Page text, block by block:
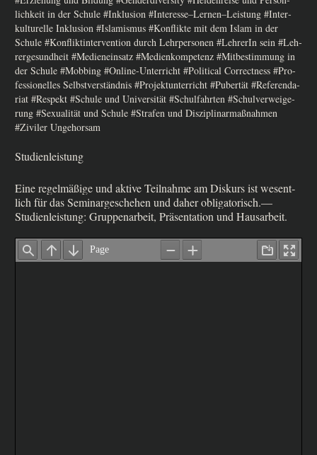
lich­keit in der Schu­le #Inklu­si­on #Interesse–Lernen–Leistung #Inter­
kul­tu­rel­le Inklu­si­on #Isla­mis­mus #Kon­flik­te mit dem Islam in der
Schu­le #Kon­flikt­in­ter­ven­ti­on durch Lehr­per­so­nen #Leh­re­rIn sein #Leh­
rer­ge­sund­heit #Medi­en­ein­satz #Medi­en­kom­pe­tenz #Mit­be­stim­mung in
der Schu­le #Mob­bing #Online-Unter­richt #Poli­ti­cal Cor­rect­ness #Pro­
fes­sio­nel­les Selbst­ver­ständ­nis #Pro­jekt­un­ter­richt #Puber­tät #Refe­ren­da­
ri­at #Respekt #Schu­le und Uni­ver­si­tät #Schul­fahr­ten #Schul­ver­wei­ge­
rung #Sexua­li­tät und Schu­le #Stra­fen und Dis­zi­pli­nar­maß­nah­men
#Zivi­ler Ungehorsam
Studienleistung
Eine regel­mä­ßi­ge und akti­ve Teil­nah­me am Dis­kurs ist wesent­
lich für das Semi­nar­ge­sche­hen und daher obligatorisch.—
Studienleistung: Grup­pen­ar­beit, Prä­sen­ta­ti­on und Hausarbeit.